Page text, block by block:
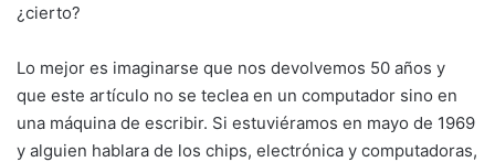
¿cierto?
Lo mejor es imaginarse que nos devolvemos 50 años y
que este artículo no se teclea en un computador sino en
una máquina de escribir. Si estuviéramos en mayo de 1969
y alguien hablara de los chips, electrónica y computadoras,